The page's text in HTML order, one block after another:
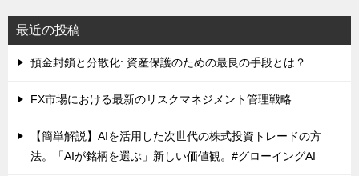
最近の投稿
預金封鎖と分散化: 資産保護のための最良の手段とは？
FX市場における最新のリスクマネジメント管理戦略
【簡単解説】AIを活用した次世代の株式投資トレードの方
法。「AIが銘柄を選ぶ」新しい価値観。#グローイングAI